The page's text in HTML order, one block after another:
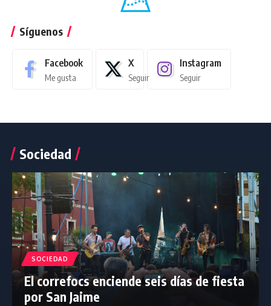
Síguenos
Facebook
Me gusta
X
Seguir
Instagram
Seguir
Sociedad
SOCIEDAD
El correfocs enciende seis días de fiesta
por San Jaime